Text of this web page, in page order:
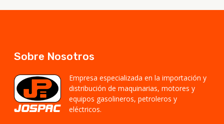
Sobre Nosotros
Empresa especializada en la importación y
distribución de maquinarias, motores y
equipos gasolineros, petroleros y
eléctricos.